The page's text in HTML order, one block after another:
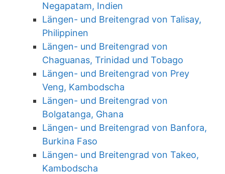
Negapatam, Indien
Längen- und Breitengrad von Talisay,
Philippinen
Längen- und Breitengrad von
Chaguanas, Trinidad und Tobago
Längen- und Breitengrad von Prey
Veng, Kambodscha
Längen- und Breitengrad von
Bolgatanga, Ghana
Längen- und Breitengrad von Banfora,
Burkina Faso
Längen- und Breitengrad von Takeo,
Kambodscha